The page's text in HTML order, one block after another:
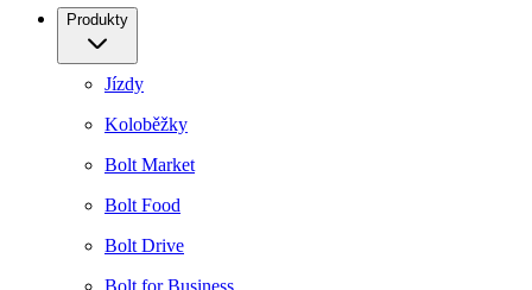
Produkty
Jízdy
Koloběžky
Bolt Market
Bolt Food
Bolt Drive
Bolt for Business